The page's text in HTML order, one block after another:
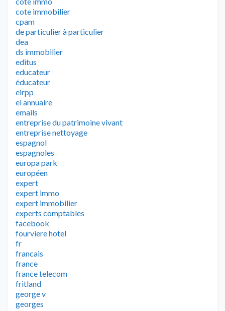
cote immobilier
cpam
de particulier à particulier
dea
ds immobilier
editus
educateur
éducateur
eirpp
el annuaire
emails
entreprise du patrimoine vivant
entreprise nettoyage
espagnol
espagnoles
europa park
européen
expert
expert immo
expert immobilier
experts comptables
facebook
fourviere hotel
fr
francais
france
france telecom
fritland
george v
georges